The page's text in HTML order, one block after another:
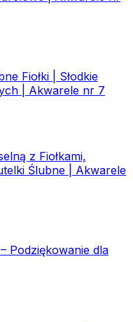
Fiołki | Słodkie
| Akwarele nr 7
z Fiołkami,
Ślubne | Akwarele
Podziękowanie dla